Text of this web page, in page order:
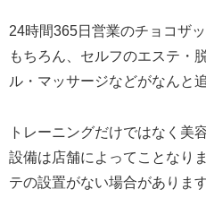
24時間365日営業のチョコザ
もちろん、セルフのエステ・
ル・マッサージなどがなんと
トレーニングだけではなく美
設備は店舗によってことなり
テの設置がない場合がありま